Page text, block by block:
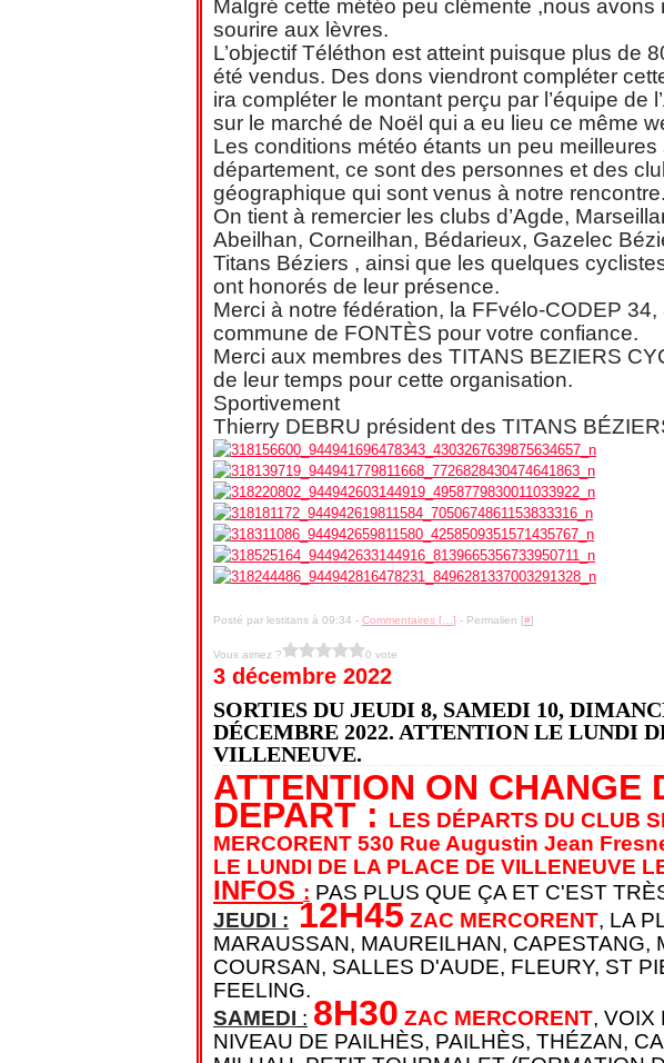
Malgré cette météo peu clémente ,nous avons
sourire aux lèvres.
L’objectif Téléthon est atteint puisque plus de
été vendus. Des dons viendront compléter
ira compléter le montant perçu par l’équipe de
sur le marché de Noël qui a eu lieu ce même
Les conditions météo étants un peu
département, ce sont des personnes et des
géographique qui sont venus à notre rencontre.
On tient à remercier les clubs d’Agde,
Abeilhan, Corneilhan, Bédarieux, Gazelec
Titans Béziers , ainsi que les quelques
ont honorés de leur présence.
Merci à notre fédération, la FFvélo-CODEP 34,
commune de FONTÈS pour votre confiance.
Merci aux membres des TITANS BEZIERS
de leur temps pour cette organisation.
Sportivement
Thierry DEBRU président des TITANS
Posté par lestitans à 09:34 - Commentaires [ ] - Permalien [#]
Vous aimez ? 0 vote
3 décembre 2022
SORTIES DU JEUDI 8, SAMEDI 10,
DÉCEMBRE 2022. ATTENTION LE LUNDI
VILLENEUVE.
ATTENTION ON CHANGE
DEPART :
LES DÉPARTS DU CLUB
MERCORENT 530 Rue Augustin Jean
LE LUNDI DE LA PLACE DE VILLENEUVE
INFOS : PAS PLUS QUE ÇA ET C'EST
JEUDI :12H45 ZAC MERCORENT, LA
MARAUSSAN, MAUREILHAN, CAPESTANG,
COURSAN, SALLES D'AUDE, FLEURY, ST
FEELING.
SAMEDI : 8H30 ZAC MERCORENT, VOIX
NIVEAU DE PAILHÈS, PAILHÈS, THÉZAN,